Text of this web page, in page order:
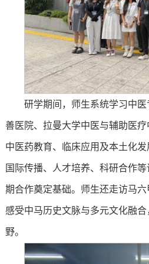
研学期间，师生系统学习中
善医院、拉曼大学中医与辅助医
中医药教育、临床应用及本土化
国际传播、人才培养、科研合作
期合作奠定基础。师生还走访马六
感受中马历史文脉与多元文化融
野。